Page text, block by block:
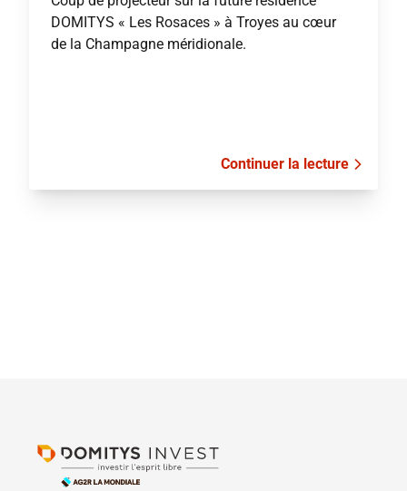
DOMITYS « Les Rosaces » à Troyes au cœur
de la Champagne méridionale.
Continuer la lecture